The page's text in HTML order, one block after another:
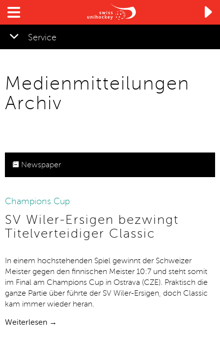

Service
Medienmitteilungen
Archiv
Newspaper
Champions Cup
SV Wiler-Ersigen bezwingt
Titelverteidiger Classic
In einem hochstehenden Spiel gewinnt der Schweizer
Meister gegen den finnischen Meister 10:7 und steht somit
im Final am Champions Cup in Ostrava (CZE). Praktisch die
ganze Partie über führte der SV Wiler-Ersigen, doch Classic
kam immer wieder heran.
Weiterlesen →